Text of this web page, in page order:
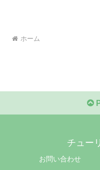
ホーム
チュー
お問い合わせ